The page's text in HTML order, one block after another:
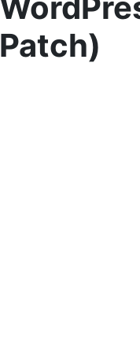
Patch)